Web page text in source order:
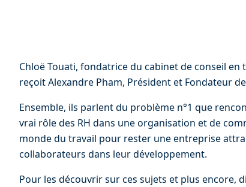
Chloë Touati, fondatrice du cabinet de conseil
reçoit Alexandre Pham, Président et Fondateur
Ensemble, ils parlent du problème n°1 que
vrai rôle des RH dans une organisation et de
monde du travail pour rester une entreprise
collaborateurs dans leur développement.
Pour les découvrir sur ces sujets et plus encore,